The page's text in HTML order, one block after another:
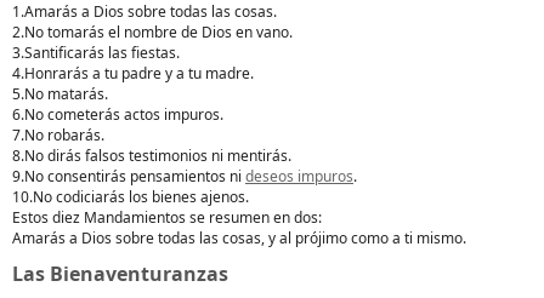
1.Amarás a Dios sobre todas las cosas.
2.No tomarás el nombre de Dios en vano.
3.Santificarás las fiestas.
4.Honrarás a tu padre y a tu madre.
5.No matarás.
6.No cometerás actos impuros.
7.No robarás.
8.No dirás falsos testimonios ni mentirás.
9.No consentirás pensamientos ni deseos impuros.
10.No codiciarás los bienes ajenos.
Estos diez Mandamientos se resumen en dos:
Amarás a Dios sobre todas las cosas, y al prójimo como a ti mismo.
Las Bienaventuranzas